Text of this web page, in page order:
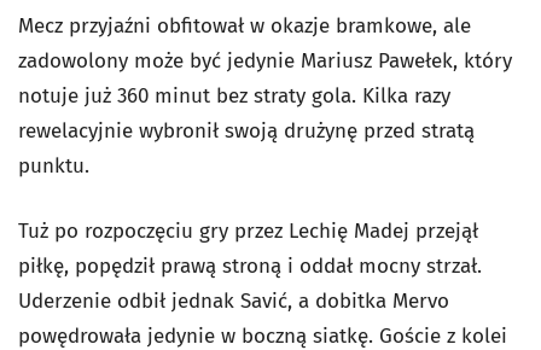
Mecz przyjaźni obfitował w okazje bramkowe, ale
zadowolony może być jedynie Mariusz Pawełek, który
notuje już 360 minut bez straty gola. Kilka razy
rewelacyjnie wybronił swoją drużynę przed stratą
punktu.
Tuż po rozpoczęciu gry przez Lechię Madej przejął
piłkę, popędził prawą stroną i oddał mocny strzał.
Uderzenie odbił jednak Savić, a dobitka Mervo
powędrowała jedynie w boczną siatkę. Goście z kolei